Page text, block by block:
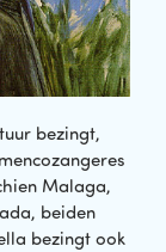
bezingt,
Malaga,
beiden
bezingt ook